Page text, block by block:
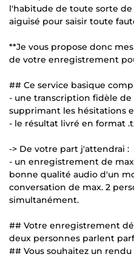
l'habitude de toute sorte
aiguisé pour saisir toute
**Je vous propose donc
de votre enregistrement
## Ce service basique
- une transcription fidèle
supprimant les hésitations
- le résultat livré en format
-> De votre part j'attendrai :
- un enregistrement de
bonne qualité audio d'un
conversation de max. 2
simultanément.
## Votre enregistrement
deux personnes parlent
## Vous souhaitez un